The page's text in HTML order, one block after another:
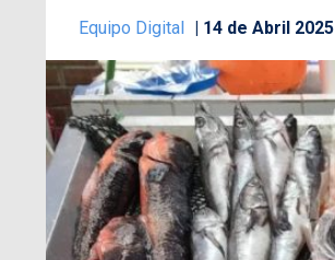
Equipo Digital 14 de Abril 2025